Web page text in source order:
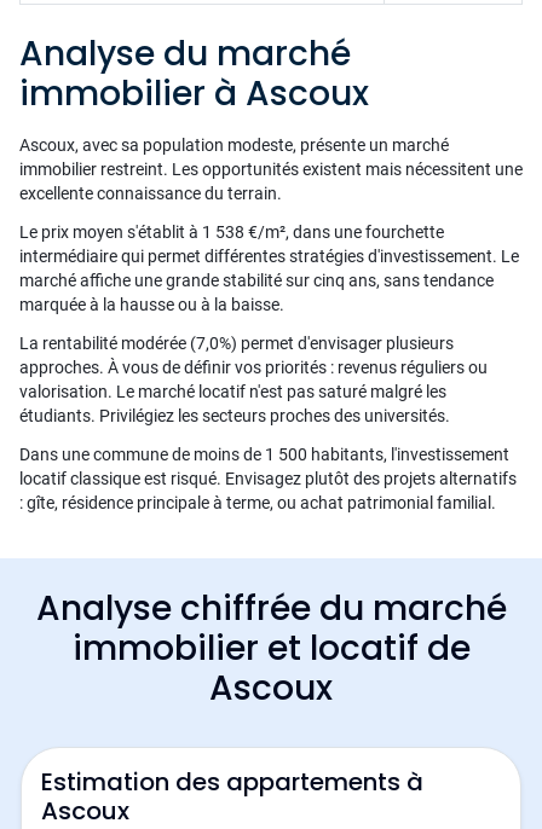
Analyse du marché
immobilier à Ascoux
Ascoux, avec sa population modeste, présente un marché
immobilier restreint. Les opportunités existent mais nécessitent une
excellente connaissance du terrain.
Le prix moyen s'établit à 1 538 €/m², dans une fourchette
intermédiaire qui permet différentes stratégies d'investissement. Le
marché affiche une grande stabilité sur cinq ans, sans tendance
marquée à la hausse ou à la baisse.
La rentabilité modérée (7,0%) permet d'envisager plusieurs
approches. À vous de définir vos priorités : revenus réguliers ou
valorisation. Le marché locatif n'est pas saturé malgré les
étudiants. Privilégiez les secteurs proches des universités.
Dans une commune de moins de 1 500 habitants, l'investissement
locatif classique est risqué. Envisagez plutôt des projets alternatifs
: gîte, résidence principale à terme, ou achat patrimonial familial.
Analyse chiffrée du marché
immobilier et locatif de
Ascoux
Estimation des appartements à
Ascoux